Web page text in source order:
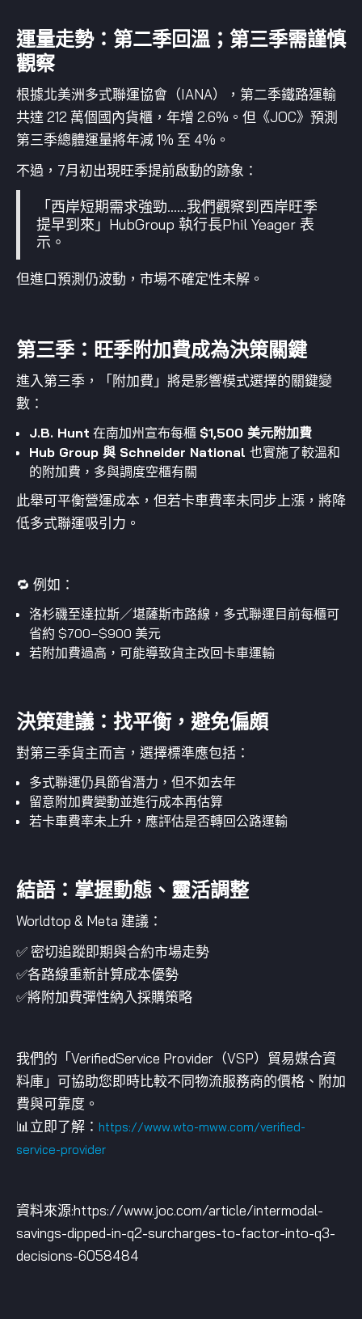
運量走勢：第二季回溫；第三季需謹慎
觀察
根據北美洲多式聯運協會（IANA），第二季鐵路運輸
共達 212 萬個國內貨櫃，年增 2.6%。但《JOC》預測
第三季總體運量將年減 1% 至 4%。
不過，7月初出現旺季提前啟動的跡象：
「西岸短期需求強勁……我們觀察到西岸旺季
提早到來」HubGroup 執行長Phil Yeager 表
示。
但進口預測仍波動，市場不確定性未解。
第三季：旺季附加費成為決策關鍵
進入第三季，「附加費」將是影響模式選擇的關鍵變
數：
J.B. Hunt 在南加州宣布每櫃 $1,500 美元附加費
Hub Group 與 Schneider National 也實施了較溫和
的附加費，多與調度空櫃有關
此舉可平衡營運成本，但若卡車費率未同步上漲，將降
低多式聯運吸引力。
🔁 例如：
洛杉磯至達拉斯／堪薩斯市路線，多式聯運目前每櫃可
省約 $700–$900 美元
若附加費過高，可能導致貨主改回卡車運輸
決策建議：找平衡，避免偏頗
對第三季貨主而言，選擇標準應包括：
多式聯運仍具節省潛力，但不如去年
留意附加費變動並進行成本再估算
若卡車費率未上升，應評估是否轉回公路運輸
結語：掌握動態、靈活調整
Worldtop & Meta 建議：
✅ 密切追蹤即期與合約市場走勢
✅各路線重新計算成本優勢
✅將附加費彈性納入採購策略
我們的「VerifiedService Provider（VSP）貿易媒合資
料庫」可協助您即時比較不同物流服務商的價格、附加
費與可靠度。
📊立即了解： https://www.wto-mww.com/verified-
service-provider
資料來源:https://www.joc.com/article/intermodal-
savings-dipped-in-q2-surcharges-to-factor-into-q3-
decisions-6058484